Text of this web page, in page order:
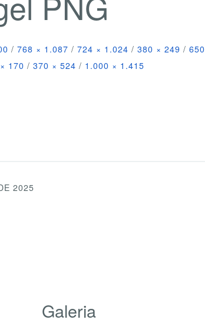
/ 768 × 1.087 / 724 × 1.024 / 380 × 249 / 650
170 / 370 × 524 / 1.000 × 1.415
2025
Galeria